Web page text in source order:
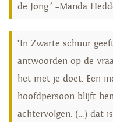
de Jong.’ –Manda
‘In Zwarte schuur
antwoorden op de
het met je doet. Een
hoofdpersoon blijft
achtervolgen. (…) dat